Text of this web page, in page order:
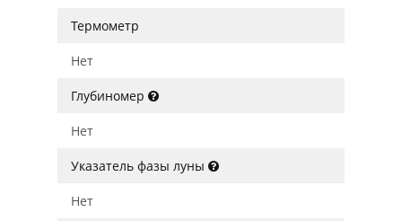
Термометр
Нет
Глубиномер
Нет
Указатель фазы луны
Нет